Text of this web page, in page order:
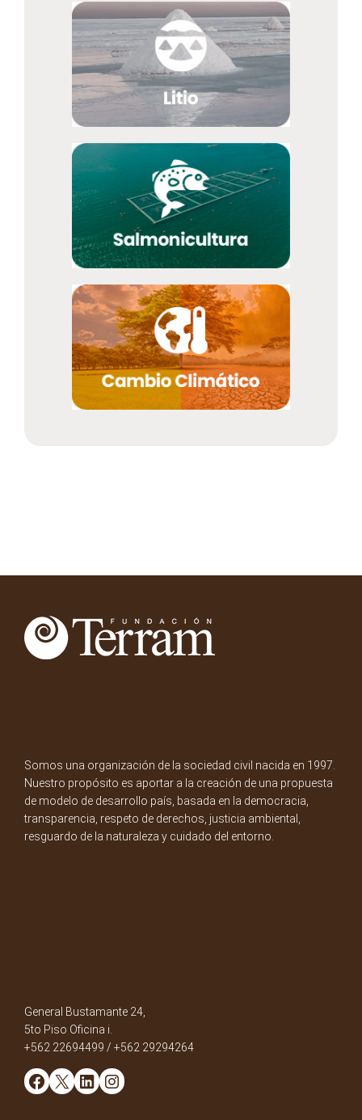
Somos una organización de la sociedad civil nacida en 1997.
Nuestro propósito es aportar a la creación de una propuesta
de modelo de desarrollo país, basada en la democracia,
transparencia, respeto de derechos, justicia ambiental,
resguardo de la naturaleza y cuidado del entorno.
General Bustamante 24,
5to Piso Oficina i.
+562 22694499 / +562 29294264